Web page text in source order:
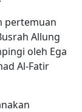
pertemuan
Allung
oleh Ega
Al-Fatir